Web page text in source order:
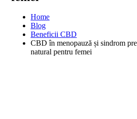
Home
Blog
Beneficii CBD
CBD în menopauză și sindrom
natural pentru femei